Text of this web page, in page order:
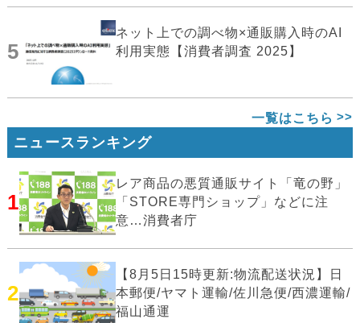
5
ネット上での調べ物×通販購入時のAI
利用実態【消費者調査 2025】
一覧はこちら
ニュースランキング
1
レア商品の悪質通販サイト「竜の野」
「STORE専門ショップ」などに注
意…消費者庁
2
【8月5日15時更新:物流配送状況】日
本郵便/ヤマト運輸/佐川急便/西濃運輸/
福山通運